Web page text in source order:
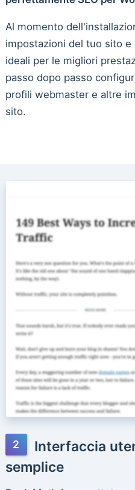
Al momento
impostazioni del tuo sito
ideali per le migliori
passo dopo passo
profili webmaster e altre
sito.
Interfaccia
semplice